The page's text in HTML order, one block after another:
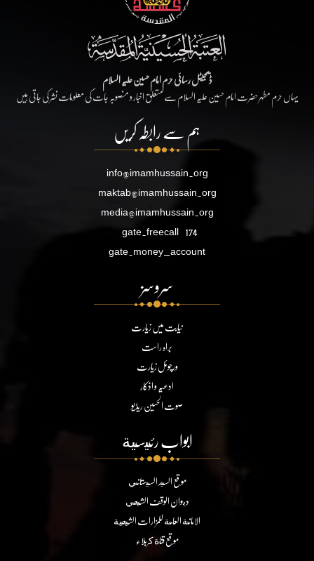
ڈیجیٹل رسائی حرم امام حسین علیہ السلام
یہاں حرم مطہر حضرت امام حسین علیہ السلام سے متعلق اخبار و منصوبہ جات کی معلومات نشر کی جاتی ہیں
ہم سے رابطہ کریں
info@imamhussain.org
maktab@imamhussain.org
media@imamhussain.org
gate.freecall 174
gate.money_account
سروسز
نیابت میں زیارت
براہ راست
ورچوئل زیارت
ادعیہ و اذکار
صوت الحسین ریڈیو
ابواب رئيسية
موقع السيد السيستاني
ديوان الوقف الشيعي
الامانة العامة للمزارات الشيعية
موقع قناة كربلاء